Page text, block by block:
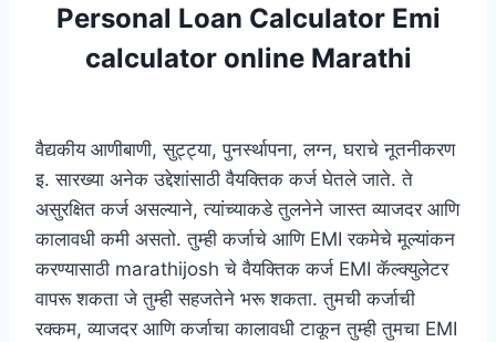
Personal Loan Calculator Emi
calculator online Marathi
वैद्यकीय आणीबाणी, सुट्ट्या, पुनर्स्थापना, लग्न, घराचे नूतनीकरण
इ. सारख्या अनेक उद्देशांसाठी वैयक्तिक कर्ज घेतले जाते. ते
असुरक्षित कर्ज असल्याने, त्यांच्याकडे तुलनेने जास्त व्याजदर आणि
कालावधी कमी असतो. तुम्ही कर्जाचे आणि EMI रकमेचे मूल्यांकन
करण्यासाठी marathijosh चे वैयक्तिक कर्ज EMI कॅल्क्युलेटर
वापरू शकता जे तुम्ही सहजतेने भरू शकता. तुमची कर्जाची
रक्कम, व्याजदर आणि कर्जाचा कालावधी टाकून तुम्ही तुमचा EMI